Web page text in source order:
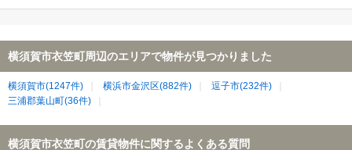
横須賀市衣笠町周辺のエリアで物件が見つかりました
横須賀市(1247件) 横浜市金沢区(882件)
逗子市(232件)
三浦郡葉山町(36件)
横須賀市衣笠町の賃貸物件に関するよくある質問